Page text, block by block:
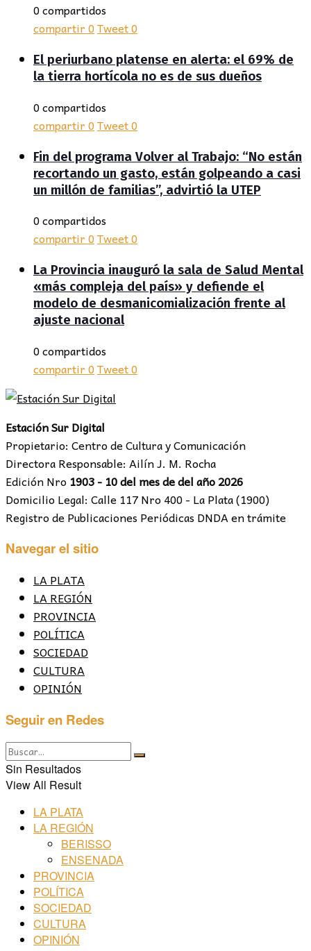
0 compartidos
compartir0Tweet0
El periurbano platense en alerta: el 69% de
la tierra hortícola no es de sus dueños
0 compartidos
compartir0Tweet0
Fin del programa Volver al Trabajo: “No están
recortando un gasto, están golpeando a casi
un millón de familias”, advirtió la UTEP
0 compartidos
compartir0Tweet0
La Provincia inauguró la sala de Salud Mental
«más compleja del país» y defiende el
modelo de desmanicomialización frente al
ajuste nacional
0 compartidos
compartir0Tweet0
Estación Sur Digital
Propietario: Centro de Cultura y Comunicación
Directora Responsable: Ailín J. M. Rocha
Edición Nro 1903 - 10 del mes de del año 2026
Domicilio Legal: Calle 117 Nro 400 - La Plata (1900)
Registro de Publicaciones Periódicas DNDA en trámite
Navegar el sitio
LA PLATA
LA REGIÓN
PROVINCIA
POLÍTICA
SOCIEDAD
CULTURA
OPINIÓN
Seguir en Redes
Sin Resultados
View All Result
LA PLATA
LA REGIÓN
BERISSO
ENSENADA
PROVINCIA
POLÍTICA
SOCIEDAD
CULTURA
OPINIÓN